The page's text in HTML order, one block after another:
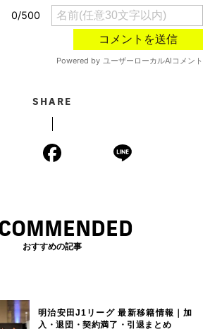
SHARE
おすすめの記事
明治安田J1リーグ 最新移籍情報｜加
入・退団・契約満了・引退まとめ